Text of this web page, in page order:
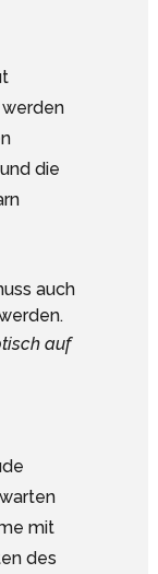
werden
die
auf
mit
des